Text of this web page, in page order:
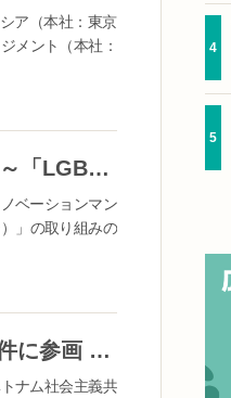
ア（本社：東京
メント（本社：
女性同士のパートナーシップを想定したリノベーション住戸が竣工 ～「LGBTQのためのマイホーム相談会」に出展し接点を創出～
ベーションマン
」の取り組みの
ベトナム・ホーチミン市における 分譲マンション開発事業 第2号案件に参画 ～中間所得層向け住宅供給を通じ、都市成長と暮らしの質向上に貢献～
ナム社会主義共